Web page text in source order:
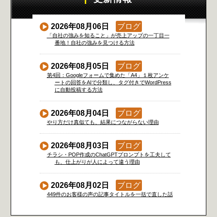
2026年08月06日 ブログ
「自社の強みを知ること」が売上アップの一丁目一
番地！自社の強みを見つける方法
2026年08月05日 ブログ
第4回：Googleフォームで集めた「A4」１枚アンケ
ートの回答をAIで分類し、タグ付きでWordPress
に自動投稿する方法
2026年08月04日 ブログ
やり方だけ真似ても、結果につながらない理由
2026年08月03日 ブログ
チラシ・POP作成のChatGPTプロンプトを工夫して
も、仕上がりが人によって違う理由
2026年08月02日 ブログ
449件のお客様の声の記事タイトルを一括で直した話